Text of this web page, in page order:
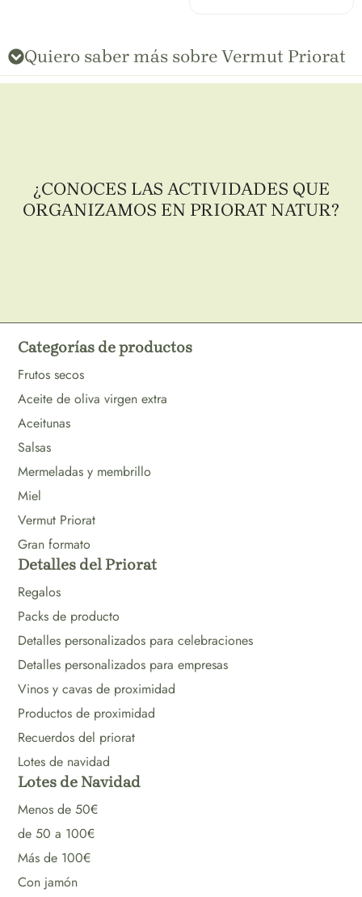
Quiero saber más sobre Vermut Priorat
¿CONOCES LAS ACTIVIDADES QUE
ORGANIZAMOS EN PRIORAT NATUR?
Categorías de productos
Frutos secos
Aceite de oliva virgen extra
Aceitunas
Salsas
Mermeladas y membrillo
Miel
Vermut Priorat
Gran formato
Detalles del Priorat
Regalos
Packs de producto
Detalles personalizados para celebraciones
Detalles personalizados para empresas
Vinos y cavas de proximidad
Productos de proximidad
Recuerdos del priorat
Lotes de navidad
Lotes de Navidad
Menos de 50€
de 50 a 100€
Más de 100€
Con jamón